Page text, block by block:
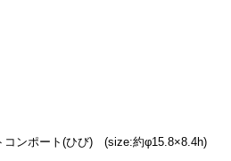
ンポート(ひび)　(size:約φ15.8×8.4h)